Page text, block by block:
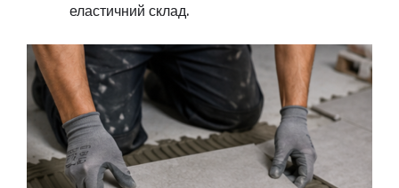
еластичний склад.